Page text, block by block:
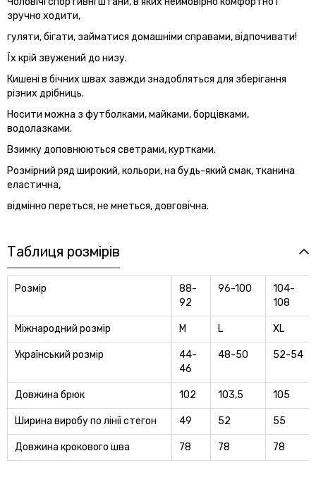
зручно ходити,
гуляти, бігати, займатися домашніми справами, відпочивати!
Їх крій звужений до низу.
Кишені в бічних швах завжди знадобляться для зберігання
різних дрібниць.
Носити можна з футболками, майками, борцівками,
водолазками.
Взимку доповнюються светрами, куртками.
Розмірний ряд широкий, кольори, на будь-який смак, тканина
еластична,
відмінно переться, не мнеться, довговічна.
Таблиця розмірів
Розмір
88-
92
96-100
104-
108
Міжнародний розмір M L XL
Український розмір
44-
46
48-50 52-54
Довжина брюк 102 103,5 105
Ширина виробу по лінії стегон 49 52 55
Довжина крокового шва 78 78 78